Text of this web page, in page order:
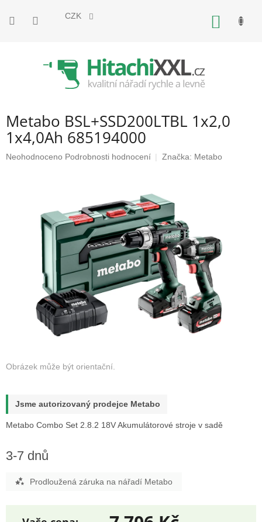
obsah
CZK
Metabo BSL+SSD200LTBL 1x2,0
1x4,0Ah 685194000
Průměrné
hvězdiček.
Neohodnoceno Podrobnosti hodnocení Značka: Metabo
Jsme autorizovaný prodejce Metabo
Metabo Combo Set 2.8.2 18V Akumulátorové stroje v sadě
3-7 dnů
Prodloužená záruka na nářadí Metabo